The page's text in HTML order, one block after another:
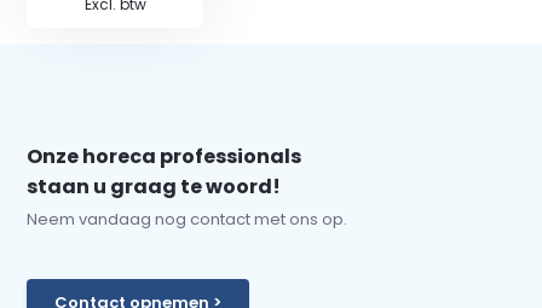
Onze horeca professionals
staan u graag te woord!
Neem vandaag nog contact met ons op.
Contact opnemen >